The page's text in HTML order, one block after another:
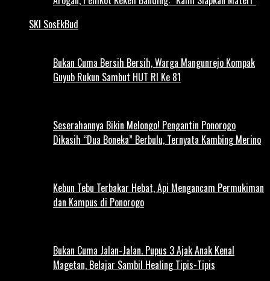
SKI SosEkBud
Bukan Cuma Bersih Bersih, Warga Mangunrejo Kompak
Guyub Rukun Sambut HUT RI Ke 81
Seserahannya Bikin Melongo! Pengantin Ponorogo
Dikasih “Dua Boneka” Berbulu, Ternyata Kambing Merino
Kebun Tebu Terbakar Hebat, Api Mengancam Permukiman
dan Kampus di Ponorogo
Bukan Cuma Jalan-Jalan. Pupus 3 Ajak Anak Kenal
Magetan, Belajar Sambil Healing Tipis-Tipis